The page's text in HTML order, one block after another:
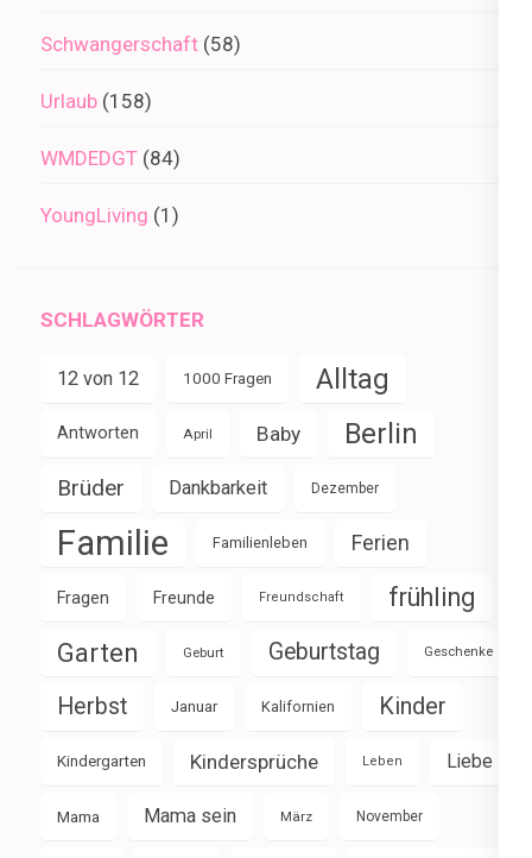
Schwangerschaft (58)
Urlaub (158)
WMDEDGT (84)
YoungLiving (1)
SCHLAGWÖRTER
12 von 12 1000 Fragen Alltag
Antworten April Baby Berlin
Brüder Dankbarkeit Dezember
Familie Familienleben Ferien
Fragen Freunde Freundschaft frühling
Garten Geburt Geburtstag Geschenke
Herbst Januar Kalifornien Kinder
Kindergarten Kindersprüche Leben Liebe
Mama Mama sein März November